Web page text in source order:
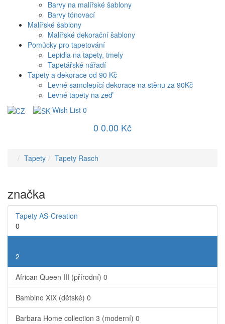
Barvy na malířské šablony
Barvy tónovací
Malířské šablony
Malířské dekorační šablony
Pomůcky pro tapetování
Lepidla na tapety, tmely
Tapetářské nářadí
Tapety a dekorace od 90 Kč
Levné samolepící dekorace na stěnu za 90Kč
Levné tapety na zeď
Wish List 0
0 0.00 Kč
Tapety Tapety Rasch
značka
Tapety AS-Creation
0
2
African Queen III (přírodní) 0
Bambino XIX (dětské) 0
Barbara Home collection 3 (moderní) 0